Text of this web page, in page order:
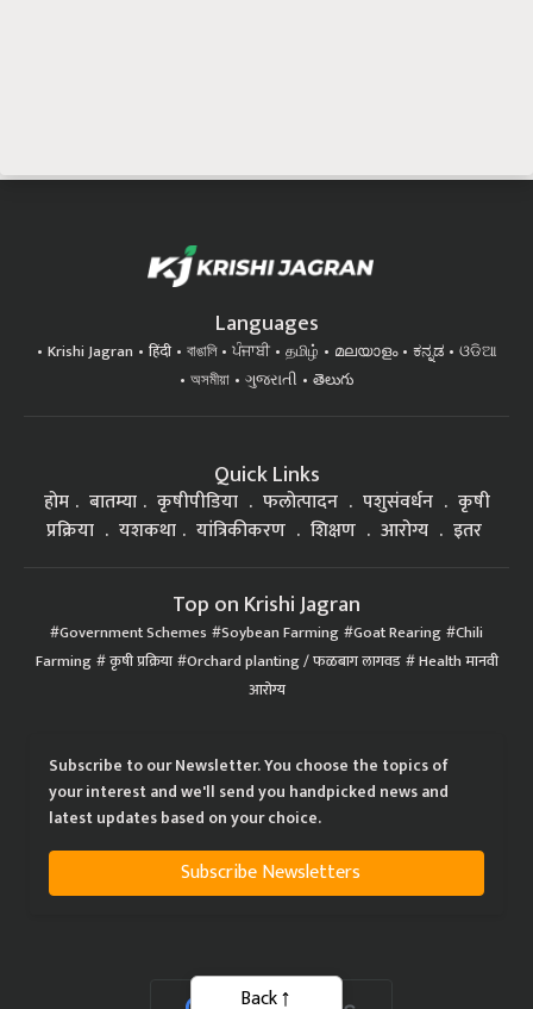
Languages
Krishi Jagran हिंदी বাঙালি ਪੰਜਾਬੀ தமிழ் മലയാളം ಕನ್ನಡ
ଓଡିଆ
অসমীয়া
ગુજરાતી తెలుగు
Quick Links
होम बातम्या कृषीपीडिया फलोत्पादन पशुसंवर्धन
कृषी
प्रक्रिया
यशकथा यांत्रिकीकरण शिक्षण आरोग्य इतर
Top on Krishi Jagran
Government Schemes Soybean Farming Goat Rearing Chili
Farming कृषी प्रक्रिया Orchard planting / फळबाग लागवड Health मानवी
आरोग्य
Subscribe to our Newsletter. You choose the topics of
your interest and we'll send you handpicked news and
latest updates based on your choice.
Subscribe Newsletters
Back